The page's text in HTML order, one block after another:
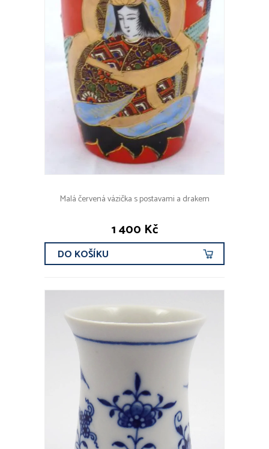
Malá červená vázička s postavami a drakem
1 400 Kč
DO KOŠÍKU